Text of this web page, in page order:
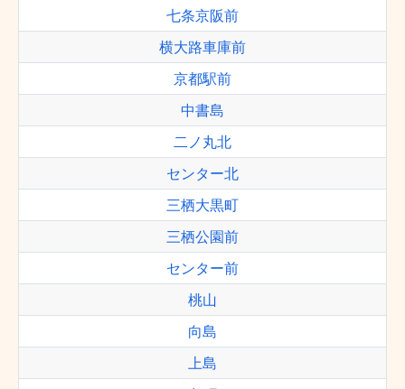
七条京阪前
横大路車庫前
京都駅前
中書島
二ノ丸北
センター北
三栖大黒町
三栖公園前
センター前
桃山
向島
上島